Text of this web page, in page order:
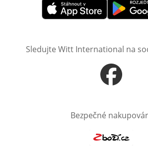
Otevře v novém okněOtevře v
Sledujte Witt International na
Otevře v
Bezpečné